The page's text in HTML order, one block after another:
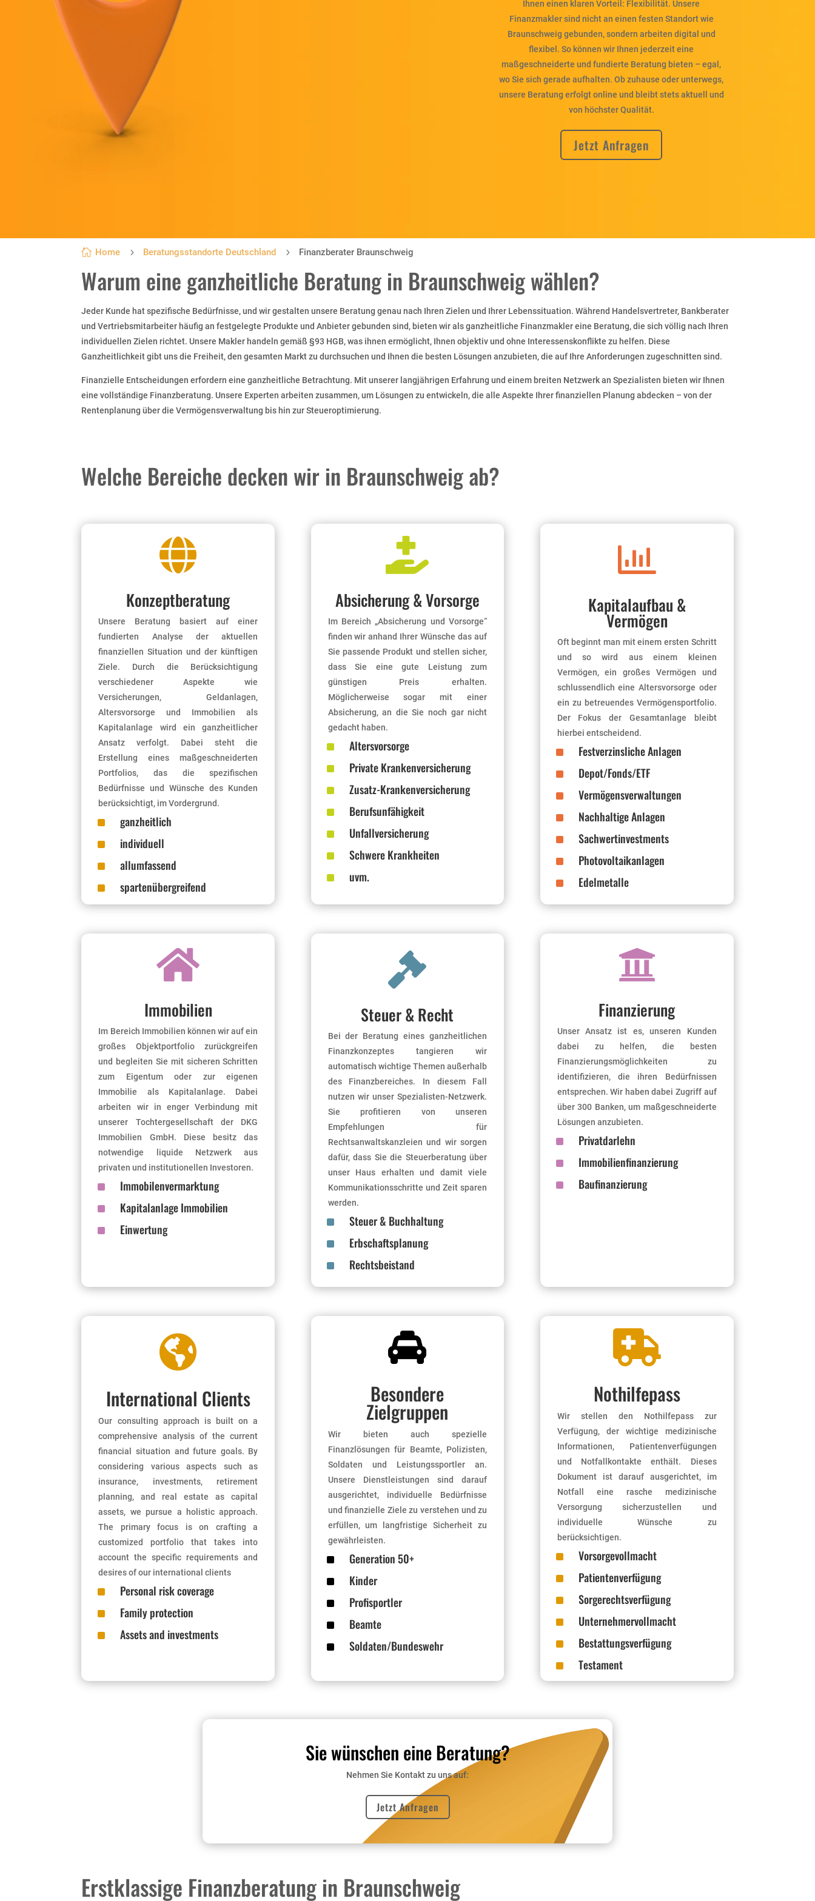
Ihnen einen klaren Vorteil: Flexibilität. Unsere
Finanzmakler sind nicht an einen festen Standort wie
Braunschweig gebunden, sondern arbeiten digital und
flexibel. So können wir Ihnen jederzeit eine
maßgeschneiderte und fundierte Beratung bieten – egal,
wo Sie sich gerade aufhalten. Ob zuhause oder unterwegs,
unsere Beratung erfolgt online und bleibt stets aktuell und
von höchster Qualität.
Jetzt Anfragen
 Home 5 Beratungsstandorte Deutschland 5 Finanzberater Braunschweig
Warum eine ganzheitliche Beratung in Braunschweig wählen?
Jeder Kunde hat spezifische Bedürfnisse, und wir gestalten unsere Beratung genau nach Ihren Zielen und Ihrer Lebenssituation. Während Handelsvertreter, Bankberater
und Vertriebsmitarbeiter häufig an festgelegte Produkte und Anbieter gebunden sind, bieten wir als ganzheitliche Finanzmakler eine Beratung, die sich völlig nach Ihren
individuellen Zielen richtet. Unsere Makler handeln gemäß §93 HGB, was ihnen ermöglicht, Ihnen objektiv und ohne Interessenskonflikte zu helfen. Diese
Ganzheitlichkeit gibt uns die Freiheit, den gesamten Markt zu durchsuchen und Ihnen die besten Lösungen anzubieten, die auf Ihre Anforderungen zugeschnitten sind.
Finanzielle Entscheidungen erfordern eine ganzheitliche Betrachtung. Mit unserer langjährigen Erfahrung und einem breiten Netzwerk an Spezialisten bieten wir Ihnen
eine vollständige Finanzberatung. Unsere Experten arbeiten zusammen, um Lösungen zu entwickeln, die alle Aspekte Ihrer finanziellen Planung abdecken – von der
Rentenplanung über die Vermögensverwaltung bis hin zur Steueroptimierung.
Welche Bereiche decken wir in Braunschweig ab?

Konzeptberatung
Unsere Beratung basiert auf einer
fundierten Analyse der aktuellen
finanziellen Situation und der künftigen
Ziele. Durch die Berücksichtigung
verschiedener Aspekte wie
Versicherungen, Geldanlagen,
Altersvorsorge und Immobilien als
Kapitalanlage wird ein ganzheitlicher
Ansatz verfolgt. Dabei steht die
Erstellung eines maßgeschneiderten
Portfolios, das die spezifischen
Bedürfnisse und Wünsche des Kunden
berücksichtigt, im Vordergrund.
^ ganzheitlich
^ individuell
^ allumfassend
^ spartenübergreifend

Absicherung & Vorsorge
Im Bereich „Absicherung und Vorsorge“
finden wir anhand Ihrer Wünsche das auf
Sie passende Produkt und stellen sicher,
dass Sie eine gute Leistung zum
günstigen Preis erhalten.
Möglicherweise sogar mit einer
Absicherung, an die Sie noch gar nicht
gedacht haben.
^ Altersvorsorge
^ Private Krankenversicherung
^ Zusatz-Krankenversicherung
^ Berufsunfähigkeit
^ Unfallversicherung
^ Schwere Krankheiten
^ uvm.

Kapitalaufbau &
Vermögen
Oft beginnt man mit einem ersten Schritt
und so wird aus einem kleinen
Vermögen, ein großes Vermögen und
schlussendlich eine Altersvorsorge oder
ein zu betreuendes Vermögensportfolio.
Der Fokus der Gesamtanlage bleibt
hierbei entscheidend.
^ Festverzinsliche Anlagen
^ Depot/Fonds/ETF
^ Vermögensverwaltungen
^ Nachhaltige Anlagen
^ Sachwertinvestments
^ Photovoltaikanlagen
^ Edelmetalle

Immobilien
Im Bereich Immobilien können wir auf ein
großes Objektportfolio zurückgreifen
und begleiten Sie mit sicheren Schritten
zum Eigentum oder zur eigenen
Immobilie als Kapitalanlage. Dabei
arbeiten wir in enger Verbindung mit
unserer Tochtergesellschaft der DKG
Immobilien GmbH. Diese besitz das
notwendige liquide Netzwerk aus
privaten und institutionellen Investoren.
^ Immobilenvermarktung
^ Kapitalanlage Immobilien
^ Einwertung

Steuer & Recht
Bei der Beratung eines ganzheitlichen
Finanzkonzeptes tangieren wir
automatisch wichtige Themen außerhalb
des Finanzbereiches. In diesem Fall
nutzen wir unser Spezialisten-Netzwerk.
Sie profitieren von unseren
Empfehlungen für
Rechtsanwaltskanzleien und wir sorgen
dafür, dass Sie die Steuerberatung über
unser Haus erhalten und damit viele
Kommunikationsschritte und Zeit sparen
werden.
^ Steuer & Buchhaltung
^ Erbschaftsplanung
^ Rechtsbeistand

Finanzierung
Unser Ansatz ist es, unseren Kunden
dabei zu helfen, die besten
Finanzierungsmöglichkeiten zu
identifizieren, die ihren Bedürfnissen
entsprechen. Wir haben dabei Zugriff auf
über 300 Banken, um maßgeschneiderte
Lösungen anzubieten.
^ Privatdarlehn
^ Immobilienfinanzierung
^ Baufinanzierung

International Clients
Our consulting approach is built on a
comprehensive analysis of the current
financial situation and future goals. By
considering various aspects such as
insurance, investments, retirement
planning, and real estate as capital
assets, we pursue a holistic approach.
The primary focus is on crafting a
customized portfolio that takes into
account the specific requirements and
desires of our international clients
^ Personal risk coverage
^ Family protection
^ Assets and investments

Besondere
Zielgruppen
Wir bieten auch spezielle
Finanzlösungen für Beamte, Polizisten,
Soldaten und Leistungssportler an.
Unsere Dienstleistungen sind darauf
ausgerichtet, individuelle Bedürfnisse
und finanzielle Ziele zu verstehen und zu
erfüllen, um langfristige Sicherheit zu
gewährleisten.
^ Generation 50+
^ Kinder
^ Profisportler
^ Beamte
^ Soldaten/Bundeswehr

Nothilfepass
Wir stellen den Nothilfepass zur
Verfügung, der wichtige medizinische
Informationen, Patientenverfügungen
und Notfallkontakte enthält. Dieses
Dokument ist darauf ausgerichtet, im
Notfall eine rasche medizinische
Versorgung sicherzustellen und
individuelle Wünsche zu
berücksichtigen.
^ Vorsorgevollmacht
^ Patientenverfügung
^ Sorgerechtsverfügung
^ Unternehmervollmacht
^ Bestattungsverfügung
^ Testament
Sie wünschen eine Beratung?
Nehmen Sie Kontakt zu uns auf:
Jetzt Anfragen
Erstklassige Finanzberatung in Braunschweig